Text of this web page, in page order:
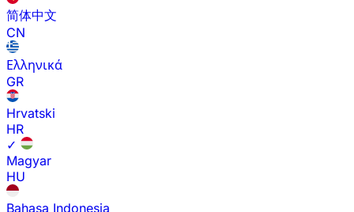
简体中文
CN
Ελληνικά
GR
Hrvatski
HR
✓
Magyar
HU
Bahasa Indonesia